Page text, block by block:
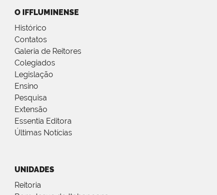
O IFFLUMINENSE
Histórico
Contatos
Galeria de Reitores
Colegiados
Legislação
Ensino
Pesquisa
Extensão
Essentia Editora
Últimas Notícias
UNIDADES
Reitoria